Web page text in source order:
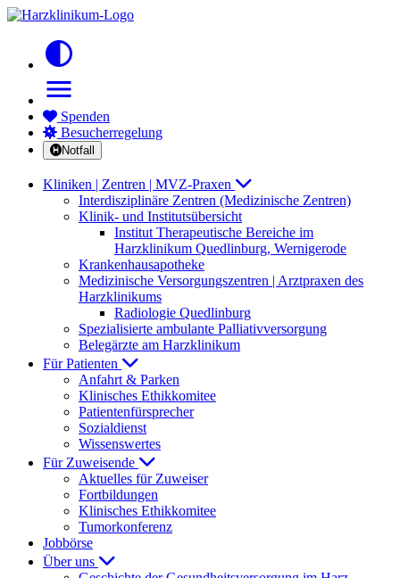
contrast
menu
Spenden
Besucherregelung
Notfall
Kliniken | Zentren | MVZ-Praxen
Interdisziplinäre Zentren (Medizinische Zentren)
Klinik- und Institutsübersicht
Institut Therapeutische Bereiche im
Harzklinikum Quedlinburg, Wernigerode
Krankenhausapotheke
Medizinische Versorgungszentren | Arztpraxen des
Harzklinikums
Radiologie Quedlinburg
Spezialisierte ambulante Palliativversorgung
Belegärzte am Harzklinikum
Für Patienten
Anfahrt & Parken
Klinisches Ethikkomitee
Patientenfürsprecher
Sozialdienst
Wissenswertes
Für Zuweisende
Aktuelles für Zuweiser
Fortbildungen
Klinisches Ethikkomitee
Tumorkonferenz
Jobbörse
Über uns